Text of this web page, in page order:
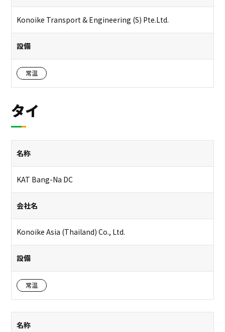
Konoike Transport & Engineering (S) Pte.Ltd.
設備
常温
タイ
名称
KAT Bang-Na DC
会社名
Konoike Asia (Thailand) Co., Ltd.
設備
常温
名称